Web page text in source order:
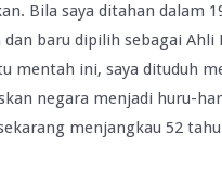
Bila saya ditahan dalam
baru dipilih sebagai Ahli
mentah ini, saya dituduh
negara menjadi huru-
menjangkau 52